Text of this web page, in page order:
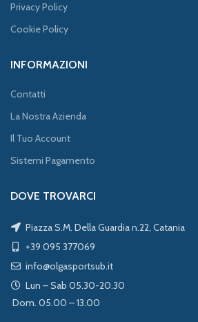
Privacy Policy
Cookie Policy
INFORMAZIONI
Contatti
La Nostra Azienda
Il Tuo Account
Sistemi Pagamento
DOVE TROVARCI
Piazza S.M. Della Guardia n.22, Catania
+39 095 377069
info@olgasportsub.it
Lun – Sab 05.30-20.30
Dom. 05.00 – 13.00